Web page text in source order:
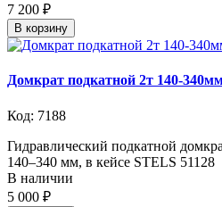
7 200 ₽
В корзину
Домкрат подкатной 2т 140-340мм
Код: 7188
Гидравлический подкатной
140–340 мм, в кейсе STELS 51128
В наличии
5 000 ₽